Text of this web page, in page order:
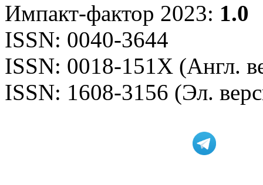
Импакт-фактор 2023: 1.0
ISSN: 0040-3644
ISSN: 0018-151X (Англ.
ISSN: 1608-3156 (Эл.